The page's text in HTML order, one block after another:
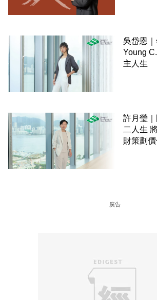
吳岱恩｜
Young
主人生
許月瑩
二人生
財策劃
廣告